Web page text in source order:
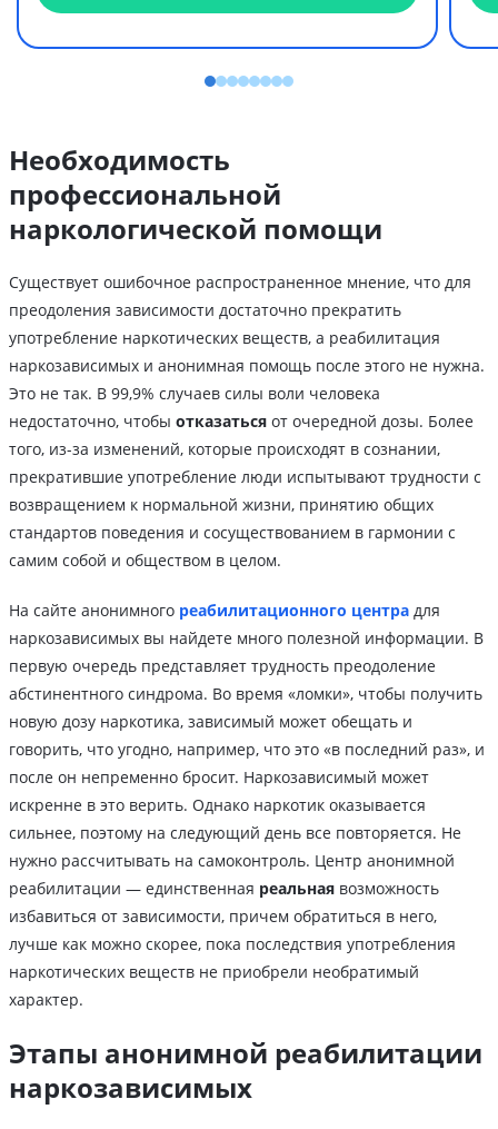
Необходимость
профессиональной
наркологической помощи
Существует ошибочное распространенное мнение, что для
преодоления зависимости достаточно прекратить
употребление наркотических веществ, а реабилитация
наркозависимых и анонимная помощь после этого не нужна.
Это не так. В 99,9% случаев силы воли человека
недостаточно, чтобы отказаться от очередной дозы. Более
того, из-за изменений, которые происходят в сознании,
прекратившие употребление люди испытывают трудности с
возвращением к нормальной жизни, принятию общих
стандартов поведения и сосуществованием в гармонии с
самим собой и обществом в целом.
На сайте анонимного реабилитационного центра для
наркозависимых вы найдете много полезной информации. В
первую очередь представляет трудность преодоление
абстинентного синдрома. Во время «ломки», чтобы получить
новую дозу наркотика, зависимый может обещать и
говорить, что угодно, например, что это «в последний раз», и
после он непременно бросит. Наркозависимый может
искренне в это верить. Однако наркотик оказывается
сильнее, поэтому на следующий день все повторяется. Не
нужно рассчитывать на самоконтроль. Центр анонимной
реабилитации — единственная реальная возможность
избавиться от зависимости, причем обратиться в него,
лучше как можно скорее, пока последствия употребления
наркотических веществ не приобрели необратимый
характер.
Этапы анонимной реабилитации
наркозависимых